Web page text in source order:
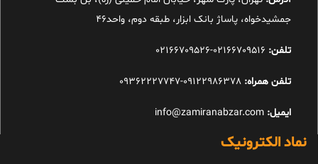
جمشیدخواه، پاساژ بانک ابزار، طبقه دوم، واحد46
تلفن:
تلفن همراه: 09122986378-09362227747
ایمیل:
نماد الکترونیک